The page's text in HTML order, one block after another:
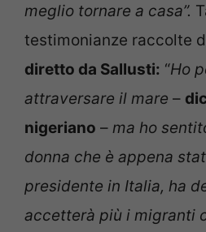
meglio tornare a casa”.
testimonianze raccolte
diretto da Sallusti: “Ho
attraversare il mare –
nigeriano – ma ho
donna che è appena
presidente in Italia, ha
accetterà più i migranti